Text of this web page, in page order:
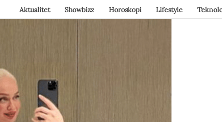
Aktualitet Showbizz Horoskopi Lifestyle